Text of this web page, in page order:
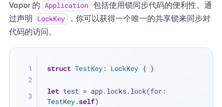
Vapor 的 Application 包括使用锁同步代码的便利性。通
过声明
LockKey
，你可以获得一个唯一的共享锁来同步对
代码的访问。
struct TestKey: LockKey { }
let test =
TestKey.self)